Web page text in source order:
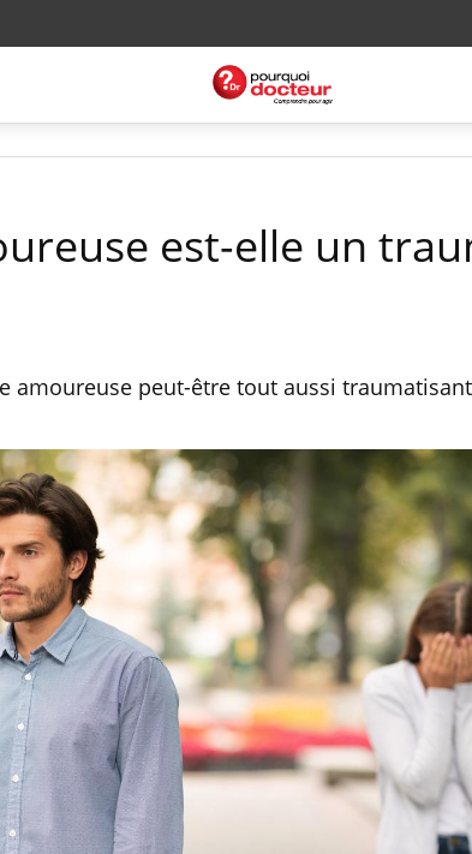
est-elle un
amoureuse peut-être tout aussi